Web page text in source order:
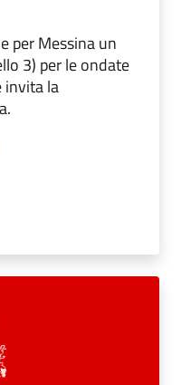
per Messina un
3) per le ondate
invita la